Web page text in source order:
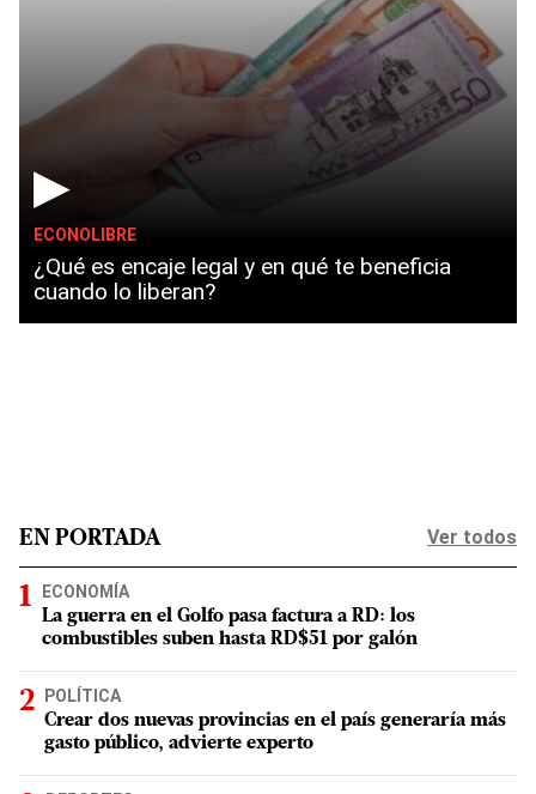
▶
ECONOLIBRE
¿Qué es encaje legal y en qué te beneficia
cuando lo liberan?
EN PORTADA Ver todos
ECONOMÍA
La guerra en el Golfo pasa factura a RD: los
combustibles suben hasta RD$51 por galón
POLÍTICA
Crear dos nuevas provincias en el país generaría más
gasto público, advierte experto